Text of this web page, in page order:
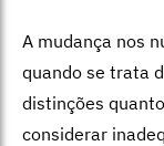
A mudança nos
quando se trata
distinções
considerar